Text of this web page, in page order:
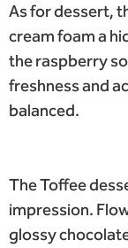
As for dessert,
cream foam a
the raspberry
freshness and
balanced.
The Toffee
impression.
glossy